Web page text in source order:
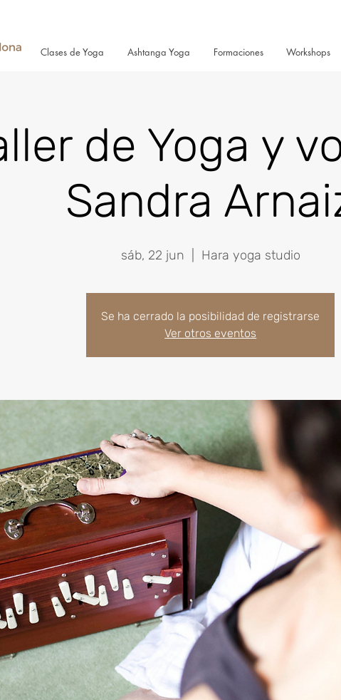
Clases de Yoga Ashtanga Yoga Formaciones Workshops
de Yoga y
Sandra
sáb, 22 jun Hara yoga studio
Se ha cerrado la posibilidad de registrarse
Ver otros eventos